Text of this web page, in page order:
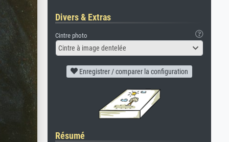
Divers & Extras
Cintre photo
Cintre à image dentelée
Enregistrer / comparer la configuration
Résumé